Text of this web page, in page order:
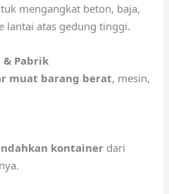
mengangkat beton, baja,
lantai atas gedung tinggi.
Pabrik
muat barang berat, mesin,
kontainer dari